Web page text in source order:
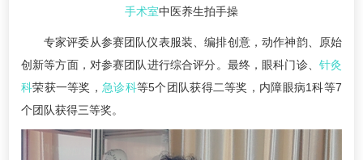
手术室中医养生拍手操
专家评委从参赛团队仪表服装、编排创意，动作神韵、原始
创新等方面，对参赛团队进行综合评分。最终，眼科门诊、 针灸
科荣获一等奖，急诊科等5个团队获得二等奖，内障眼病1科等7
个团队获得三等奖。